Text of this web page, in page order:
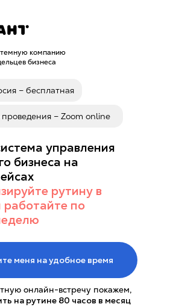
компанию
бизнеса
управления
бизнеса на
рутину в
работайте по
меня на удобное время
онлайн-встречу покажем,
на рутине 80 часов в месяц
– бесплатная
– Zoom online